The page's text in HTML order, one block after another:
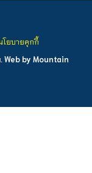
by Mountain
โยบายคุกกี้